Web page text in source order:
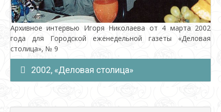
Архивное интервью Игоря Николаева от 4 марта 2002
года для Городской еженедельной газеты «Деловая
столица», № 9
2002, «Деловая столица»